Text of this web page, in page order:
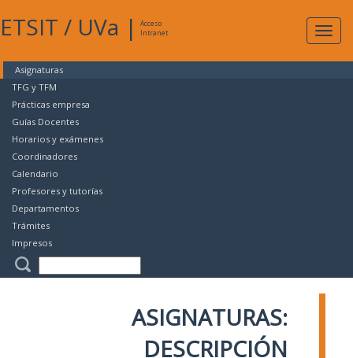
ETSIT / UVa |
Acceso
Intranet
Asignaturas
TFG y TFM
Prácticas empresa
Guías Docentes
Horarios y exámenes
Coordinadores
Calendario
Profesores y tutorías
Departamentos
Trámites
Impresos
ASIGNATURAS:
DESCRIPCIÓN